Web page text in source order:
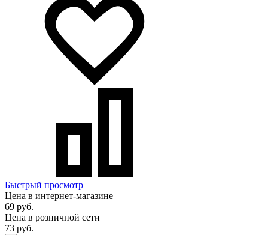
Быстрый просмотр
Цена в интернет-магазине
69 руб.
Цена в розничной сети
73 руб.